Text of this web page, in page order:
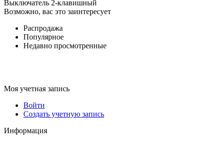
Выключатель 2-клавишный
Возможно, вас это заинтересует
Распродажа
Популярное
Недавно просмотренные
Моя учетная запись
Войти
Создать учетную запись
Информация